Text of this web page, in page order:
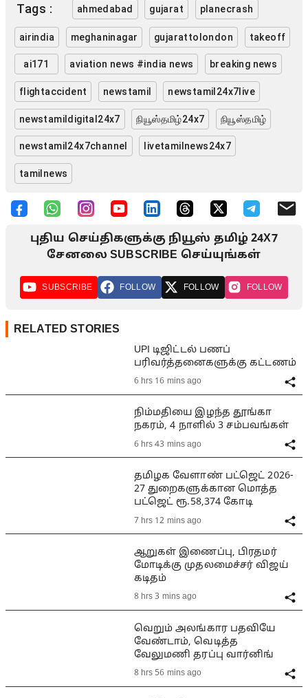
Tags : ahmedabad gujarat planecrash
airindia meghaninagar gujarattolondon takeoff
ai171 aviation news #india news breaking news
flightaccident newstamil newstamil24x7live
newstamildigital24x7 நியூஸ்தமிழ்24x7 நியூஸ்தமிழ்
newstamil24x7channel livetamilnews24x7
tamilnews
புதிய செய்திகளுக்கு நியூஸ் தமிழ் 24X7
சேனலை SUBSCRIBE செய்யுங்கள்
SUBSCRIBE FOLLOW FOLLOW FOLLOW
RELATED STORIES
UPI டிஜிட்டல் பணப்
பரிவர்த்தனைகளுக்கு கட்டணம்
6 hrs 16 mins ago
நிம்மதியை இழந்த தூங்கா
நகரம், 4 நாளில் 3 சம்பவங்கள்
6 hrs 43 mins ago
தமிழக வேளாண் பட்ஜெட் 2026-
27 துறைகளுக்கான மொத்த
பட்ஜெட் ரூ.58,374 கோடி
7 hrs 12 mins ago
ஆறுகள் இணைப்பு, பிரதமர்
மோடிக்கு முதலமைச்சர் விஜய்
கடிதம்
8 hrs 3 mins ago
வெறும் அலங்கார பதவியே
வேண்டாம், வெடித்த
வேலுமணி தரப்பு வார்னிங்
8 hrs 56 mins ago